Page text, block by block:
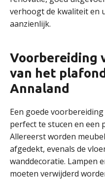
verhoogt de kwaliteit en
aanzienlijk.
Voorbereiding
van het
Annaland
Een goede
perfect te stucen en een
Allereerst worden
afgedekt, evenals de
wanddecoratie. Lampen
moeten verwijderd